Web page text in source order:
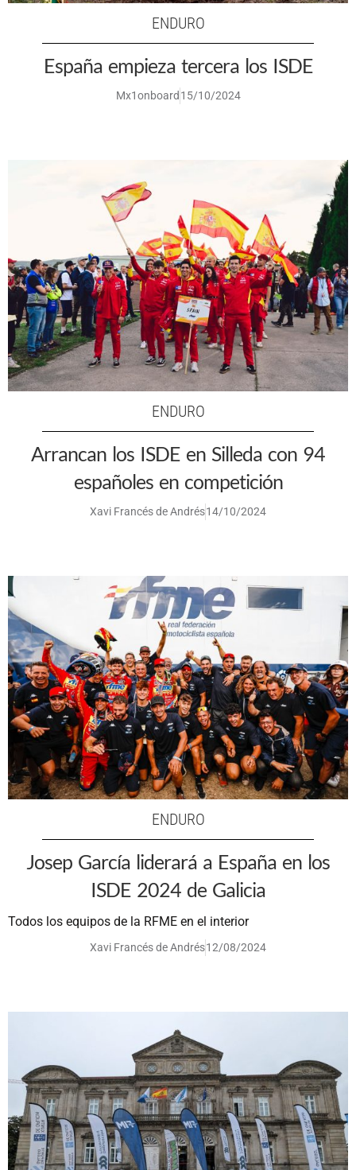
ENDURO
España empieza tercera los ISDE
Mx1onboard 15/10/2024
ENDURO
Arrancan los ISDE en Silleda con 94
españoles en competición
Xavi Francés de Andrés14/10/2024
ENDURO
Josep García liderará a España en los
ISDE 2024 de Galicia
Todos los equipos de la RFME en el interior
Xavi Francés de Andrés12/08/2024